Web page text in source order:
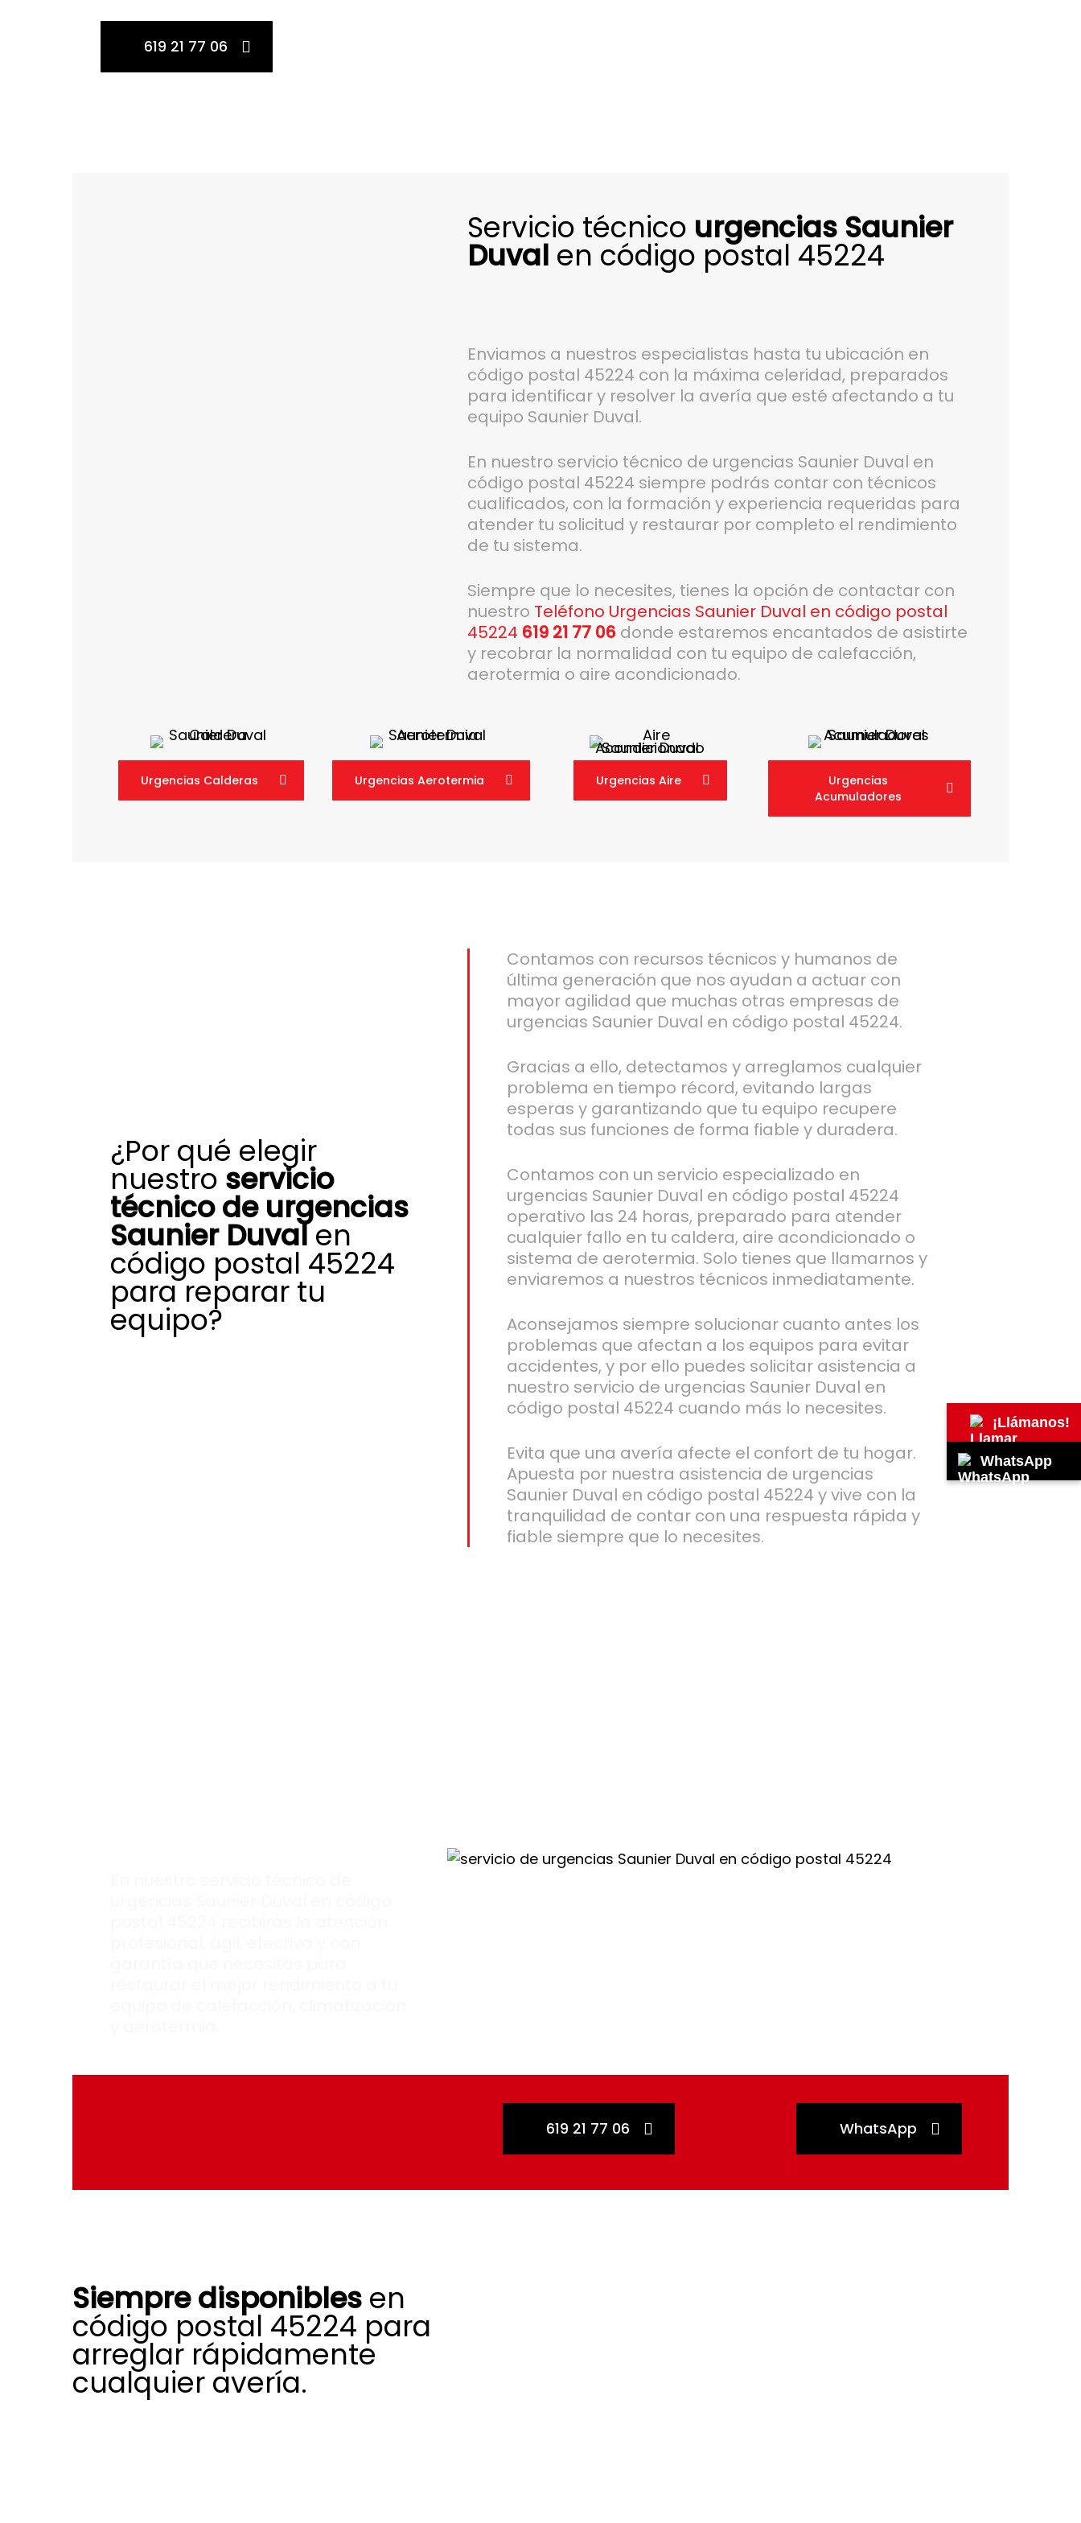
619 21 77 06
Servicio técnico urgencias Saunier
Duval en código postal 45224
Enviamos a nuestros especialistas hasta tu ubicación en
código postal 45224 con la máxima celeridad, preparados
para identificar y resolver la avería que esté afectando a tu
equipo Saunier Duval.
En nuestro servicio técnico de urgencias Saunier Duval en
código postal 45224 siempre podrás contar con técnicos
cualificados, con la formación y experiencia requeridas para
atender tu solicitud y restaurar por completo el rendimiento
de tu sistema.
Siempre que lo necesites, tienes la opción de contactar con
nuestro Teléfono Urgencias Saunier Duval en código postal
45224 619 21 77 06 donde estaremos encantados de asistirte
y recobrar la normalidad con tu equipo de calefacción,
aerotermia o aire acondicionado.
Urgencias Calderas Urgencias Aerotermia Urgencias Aire
Urgencias
Acumuladores
¿Por qué elegir
nuestro servicio
técnico de urgencias
Saunier Duvalen
código postal 45224
para reparar tu
equipo?
Contamos con recursos técnicos y humanos de
última generación que nos ayudan a actuar con
mayor agilidad que muchas otras empresas de
urgencias Saunier Duval en código postal 45224.
Gracias a ello, detectamos y arreglamos cualquier
problema en tiempo récord, evitando largas
esperas y garantizando que tu equipo recupere
todas sus funciones de forma fiable y duradera.
Contamos con un servicio especializado en
urgencias Saunier Duval en código postal 45224
operativo las 24 horas, preparado para atender
cualquier fallo en tu caldera, aire acondicionado o
sistema de aerotermia. Solo tienes que llamarnos y
enviaremos a nuestros técnicos inmediatamente.
Aconsejamos siempre solucionar cuanto antes los
problemas que afectan a los equipos para evitar
accidentes, y por ello puedes solicitar asistencia a
nuestro servicio de urgencias Saunier Duval en
código postal 45224 cuando más lo necesites.
Evita que una avería afecte el confort de tu hogar.
Apuesta por nuestra asistencia de urgencias
Saunier Duval en código postal 45224 y vive con la
tranquilidad de contar con una respuesta rápida y
fiable siempre que lo necesites.
619 21 77 06 WhatsApp
Siempre disponibles en
código postal 45224 para
arreglar rápidamente
cualquier avería.
¡Llámanos!
WhatsApp